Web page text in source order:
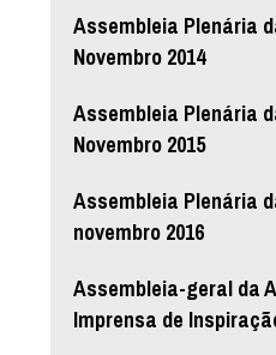
Assembleia Plenária
Novembro 2014
Assembleia Plenária
Novembro 2015
Assembleia Plenária
novembro 2016
Assembleia-geral da
Imprensa de